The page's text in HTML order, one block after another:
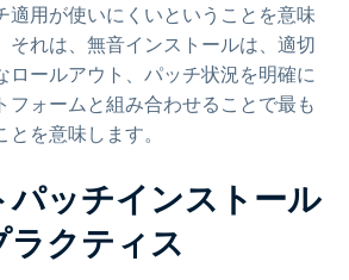
適用が使いにくいということを意味
それは、無音インストールは、適切
ロールアウト、パッチ状況を明確に
フォームと組み合わせることで最も
を意味します。
ッチインストール
クティス